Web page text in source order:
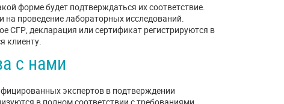
форме будет подтверждаться их соответствие.
проведение лабораторных исследований.
декларация или сертификат регистрируются в
клиенту.
с нами
экспертов в подтверждении